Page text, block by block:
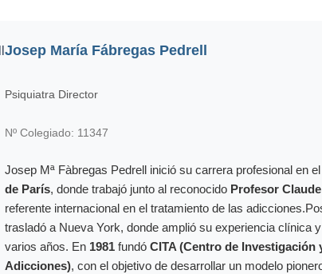
Josep María Fábregas Pedrell
Psiquiatra Director
Nº Colegiado: 11347
Josep Mª Fàbregas Pedrell inició su carrera profesional en el
de París, donde trabajó junto al reconocido Profesor
referente internacional en el tratamiento de las
trasladó a Nueva York, donde amplió su experiencia clínica
varios años. En 1981 fundó CITA (Centro de Investigación
Adicciones), con el objetivo de desarrollar un modelo